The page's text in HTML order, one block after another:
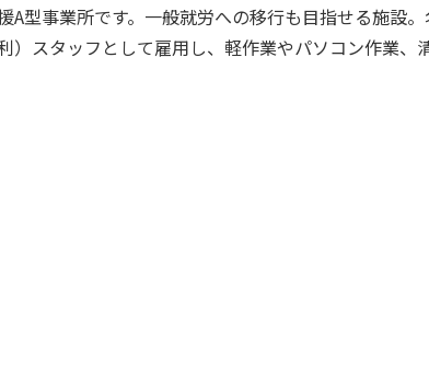
A型事業所です。一般就労への移行も目指せる施設
）スタッフとして雇用し、軽作業やパソコン作業